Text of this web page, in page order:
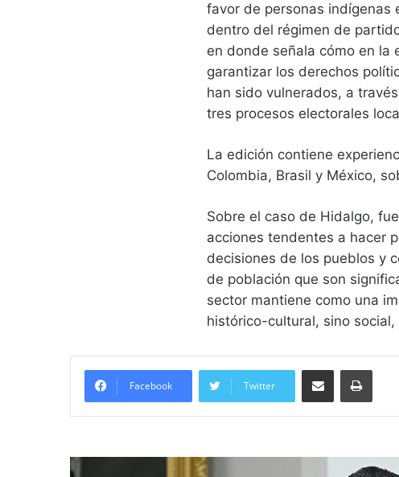
favor de personas indígenas
dentro del régimen de
en donde señala cómo en la
garantizar los derechos
han sido vulnerados, a
tres procesos electorales
La edición contiene
Colombia, Brasil y México,
Sobre el caso de Hidalgo,
acciones tendentes a hacer
decisiones de los pueblos y
de población que son
sector mantiene como una
histórico-cultural, sino
Facebook Twitter
Compartir vía email